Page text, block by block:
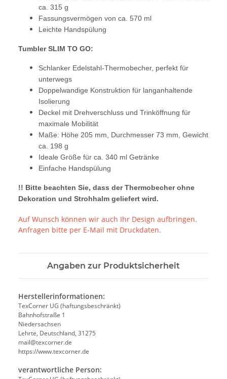
ca. 315 g
Fassungsvermögen von ca. 570 ml
Leichte Handspülung
Tumbler SLIM TO GO:
Schlanker Edelstahl-Thermobecher, perfekt für
unterwegs
Doppelwandige Konstruktion für langanhaltende
Isolierung
Deckel mit Drehverschluss und Trinköffnung für
maximale Mobilität
Maße: Höhe 205 mm, Durchmesser 73 mm, Gewicht
ca. 198 g
Ideale Größe für ca. 340 ml Getränke
Einfache Handspülung
!! Bitte beachten Sie, dass der Thermobecher ohne
Dekoration und Strohhalm geliefert wird.
Auf Wunsch können wir auch Ihr Design aufbringen.
Anfragen bitte per E-Mail mit Druckdaten.
Angaben zur Produktsicherheit
Herstellerinformationen:
TexCorner UG (haftungsbeschränkt)
Bahnhofstraße 1
Niedersachsen
Lehrte, Deutschland, 31275
mail@texcorner.de
https://www.texcorner.de
verantwortliche Person: